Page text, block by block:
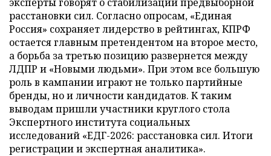
расстановки сил. Согласно опросам, «Единая
Россия» сохраняет лидерство в рейтингах, КПРФ
остается главным претендентом на второе место,
а борьба за третью позицию развернется между
ЛДПР и «Новыми людьми». При этом все большую
роль в кампании играют не только партийные
бренды, но и личности кандидатов. К таким
выводам пришли участники круглого стола
Экспертного института социальных
исследований «ЕДГ-2026: расстановка сил. Итоги
регистрации и экспертная аналитика».